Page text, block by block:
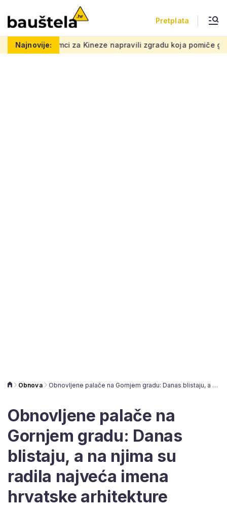
Pretplata
Najnovije:
napravili zgradu koja pomiče granice, boje i oblici pršte
Obnova Obnovljene palače na Gornjem gradu: Danas blistaju, a na njima su radila najveća imena hrvatske arhitekture
Obnovljene palače na
Gornjem gradu: Danas
blistaju, a na njima su
radila najveća imena
hrvatske arhitekture